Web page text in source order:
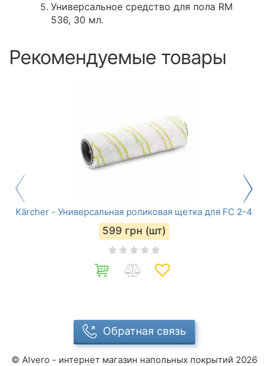
Универсальное средство для пола RM
536, 30 мл.
Рекомендуемые товары
Kärcher - Универсальная роликовая щетка для FC 2-4
599 грн (шт)
Обратная связь
© Alvero - интернет магазин напольных покрытий 2026